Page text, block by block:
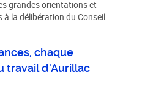
grandes orientations et
la délibération du Conseil
chaque
travail d'Aurillac